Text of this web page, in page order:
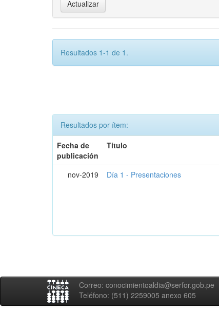
Resultados 1-1 de 1.
Resultados por ítem:
Fecha de
publicación
Título
nov-2019 Día 1 - Presentaciones
Correo: conocimientoaldia@serfor.gob.pe
Teléfono: (511) 2259005 anexo 605